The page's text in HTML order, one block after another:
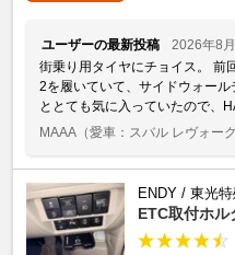
ユーザーの最新投稿
2026年8
街乗り用タイヤにチョイス。 前
2を履いていて、サイドウォール
ととても気に入っていたので、
MAAA （愛車：スバル レヴォーグ
ENDY / 東光
ETC取付ホル